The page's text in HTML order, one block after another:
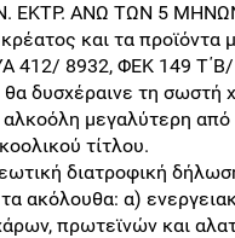
ΕΚΤΡ. ΑΝΩ ΤΩΝ 5
και τα
412/ 8932, ΦΕΚ 149
δυσχέραινε τη σωστή
μεγαλύτερη από
τίτλου.
διατροφική
ακόλουθα: α)
πρωτεϊνών και